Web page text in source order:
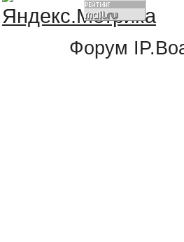
Форум